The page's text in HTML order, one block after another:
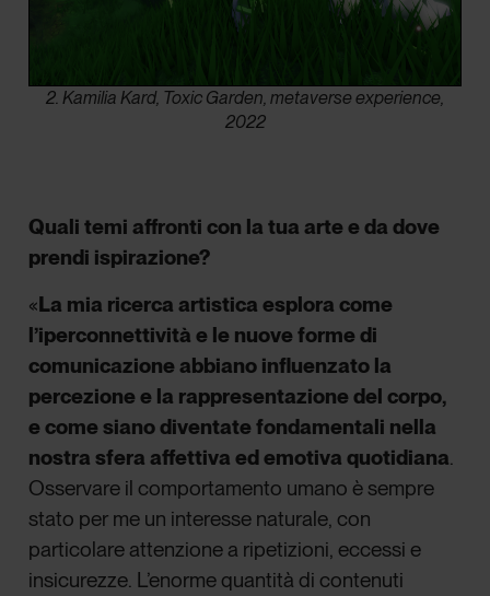
2. Kamilia Kard, Toxic Garden, metaverse experience,
2022
Quali temi affronti con la tua arte e da dove
prendi ispirazione?
«La mia ricerca artistica esplora come
l’iperconnettività e le nuove forme di
comunicazione abbiano influenzato la
percezione e la rappresentazione del corpo,
e come siano diventate fondamentali nella
nostra sfera affettiva ed emotiva quotidiana.
Osservare il comportamento umano è sempre
stato per me un interesse naturale, con
particolare attenzione a ripetizioni, eccessi e
insicurezze. L’enorme quantità di contenuti